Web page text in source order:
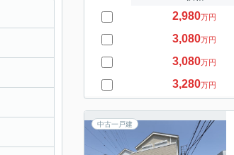
2,980万円
3,080万円
3,080万円
3,280万円
中古一戸建